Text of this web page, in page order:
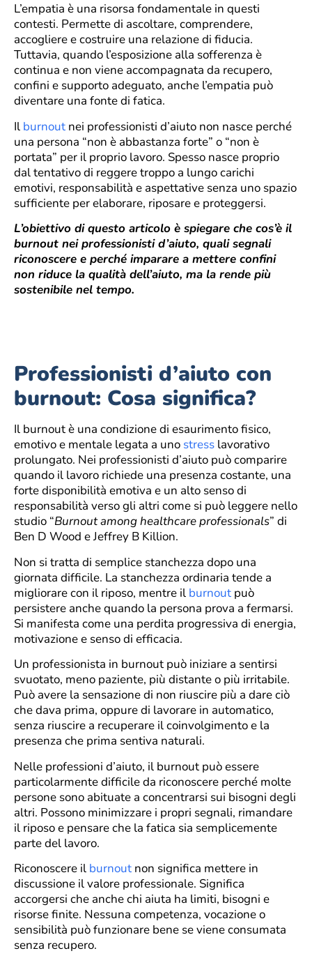
L’empatia è una risorsa fondamentale in questi
contesti. Permette di ascoltare, comprendere,
accogliere e costruire una relazione di fiducia.
Tuttavia, quando l’esposizione alla sofferenza è
continua e non viene accompagnata da recupero,
confini e supporto adeguato, anche l’empatia può
diventare una fonte di fatica.
Il burnout nei professionisti d’aiuto non nasce perché
una persona “non è abbastanza forte” o “non è
portata” per il proprio lavoro. Spesso nasce proprio
dal tentativo di reggere troppo a lungo carichi
emotivi, responsabilità e aspettative senza uno spazio
sufficiente per elaborare, riposare e proteggersi.
L’obiettivo di questo articolo è spiegare che cos’è il
burnout nei professionisti d’aiuto, quali segnali
riconoscere e perché imparare a mettere confini
non riduce la qualità dell’aiuto, ma la rende più
sostenibile nel tempo.
Professionisti d’aiuto con
burnout: Cosa significa?
Il burnout è una condizione di esaurimento fisico,
emotivo e mentale legata a uno stress lavorativo
prolungato. Nei professionisti d’aiuto può comparire
quando il lavoro richiede una presenza costante, una
forte disponibilità emotiva e un alto senso di
responsabilità verso gli altri come si può leggere nello
studio “Burnout among healthcare professionals” di
Ben D Wood e Jeffrey B Killion.
Non si tratta di semplice stanchezza dopo una
giornata difficile. La stanchezza ordinaria tende a
migliorare con il riposo, mentre il burnout può
persistere anche quando la persona prova a fermarsi.
Si manifesta come una perdita progressiva di energia,
motivazione e senso di efficacia.
Un professionista in burnout può iniziare a sentirsi
svuotato, meno paziente, più distante o più irritabile.
Può avere la sensazione di non riuscire più a dare ciò
che dava prima, oppure di lavorare in automatico,
senza riuscire a recuperare il coinvolgimento e la
presenza che prima sentiva naturali.
Nelle professioni d’aiuto, il burnout può essere
particolarmente difficile da riconoscere perché molte
persone sono abituate a concentrarsi sui bisogni degli
altri. Possono minimizzare i propri segnali, rimandare
il riposo e pensare che la fatica sia semplicemente
parte del lavoro.
Riconoscere il burnout non significa mettere in
discussione il valore professionale. Significa
accorgersi che anche chi aiuta ha limiti, bisogni e
risorse finite. Nessuna competenza, vocazione o
sensibilità può funzionare bene se viene consumata
senza recupero.